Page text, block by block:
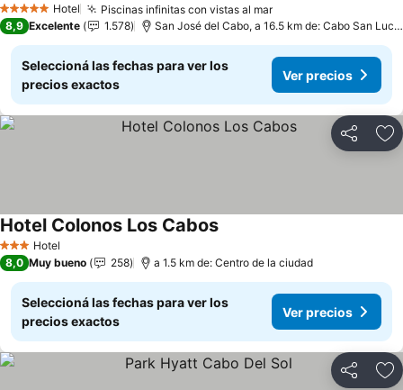
5 Estrellas Hotel Piscinas infinitas con vistas al marVer precios
Ver precios
8,9 Excelente 1.578 San José del Cabo, a 16.5 km de: Cabo San
Seleccioná las fechas para ver los
precios exactos
Ver precios
Compartir
3 Estrellas
Hotel
Hotel Colonos Los CabosVer precios
8,0 Muy bueno 258 a 1.5 km de: Centro de la ciudad
Seleccioná las fechas para ver los
precios exactos
Ver precios
Compartir